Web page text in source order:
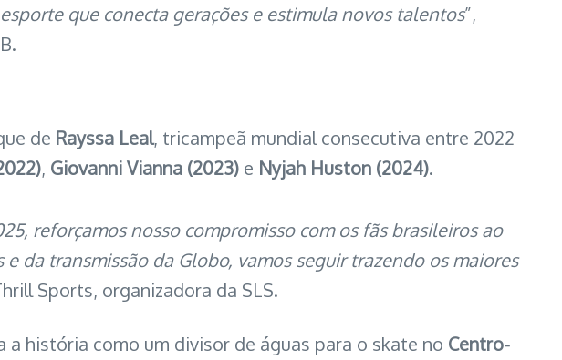
que conecta gerações e estimula novos talentos”,
de Rayssa Leal, tricampeã mundial consecutiva entre 2022
, Giovanni Vianna (2023) e Nyjah Huston (2024).
reforçamos nosso compromisso com os fãs brasileiros ao
da transmissão da Globo, vamos seguir trazendo os maiores
Sports, organizadora da SLS.
a história como um divisor de águas para o skate no Centro-